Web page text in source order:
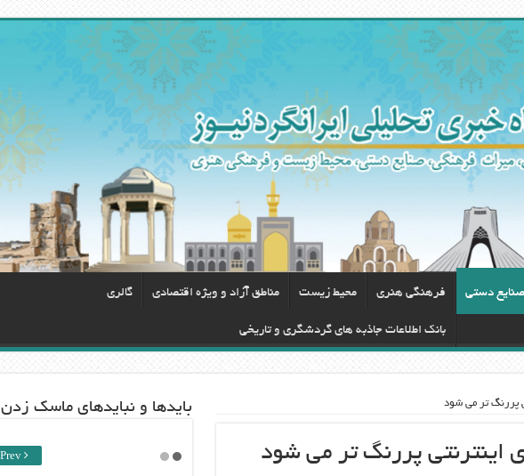
صنایع دستی فرهنگی هنری محيط زيست مناطق آزاد و ویژه اقتصادی گالری
بانک اطلاعات جاذبه های گردشگری و تاریخی
پررنگ تر می شود
پررنگ تر می شود
باید‌ها و نبایدهای ماسک زدن
Prev